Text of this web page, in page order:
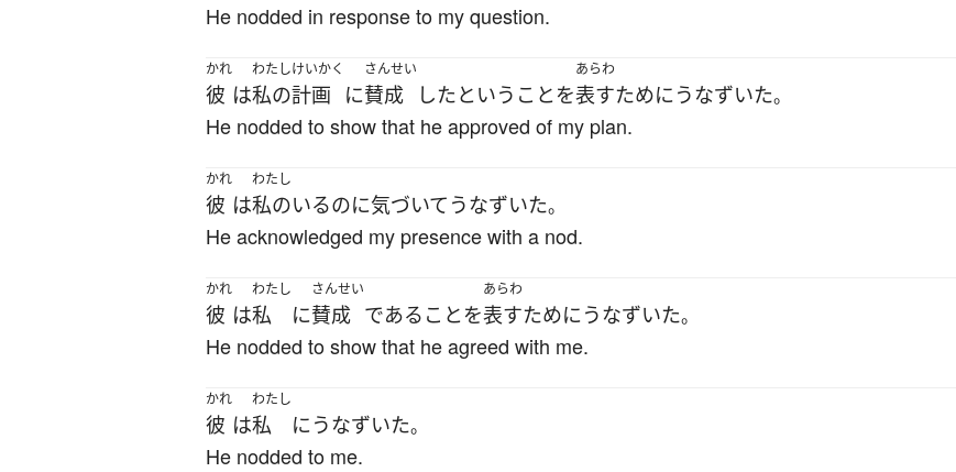
He nodded in response to my question.
かれ
彼 は
わたし
私の
けいかく
計画 に
さんせい
賛成 したという ことを
あらわ
表すためにうなずいた。
He nodded to show that he approved of my plan.
かれ
彼 は
わたし
私のいるのに気づいて うなずいた。
He acknowledged my presence with a nod.
かれ
彼 は
わたし
私 に
さんせい
賛成 である ことを
あらわ
表すためにうなずいた。
He nodded to show that he agreed with me.
かれ
彼 は
わたし
私 にうなずいた。
He nodded to me.